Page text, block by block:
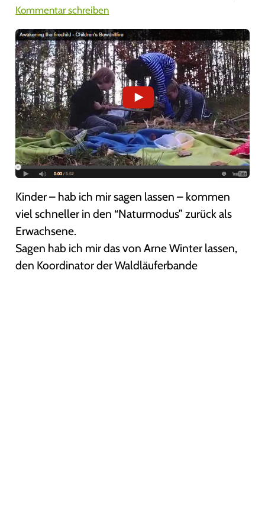
Kommentar schreiben
Kinder – hab ich mir sagen lassen – kommen
viel schneller in den “Naturmodus” zurück als
Erwachsene.
Sagen hab ich mir das von Arne Winter lassen,
den Koordinator der Waldläuferbande